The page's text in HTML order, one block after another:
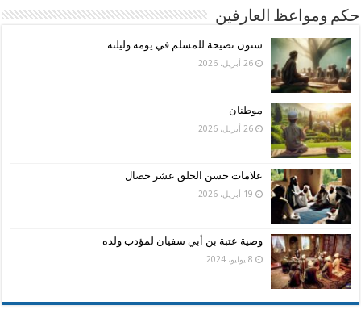
حكم ومواعظ العارفين
ستون نصيحة للمسلم في يومه وليلته
26 أبريل، 2026
موطنان
26 أبريل، 2026
علامات حسن الخلق عشر خصال
19 أبريل، 2026
وصية عتبة بن أبي سفيان لمؤدب ولده
8 يوليو، 2024